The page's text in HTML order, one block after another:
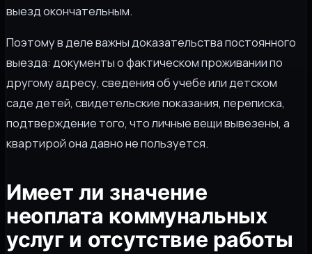
выезд окончательным.
Поэтому в деле важны доказательства постоянного
выезда: документы о фактическом проживании по
другому адресу, сведения об учебе или детском
саде детей, свидетельские показания, переписка,
подтверждение того, что личные вещи вывезены, а
квартирой она давно не пользуется.
Имеет ли значение
неоплата коммунальных
услуг и отсутствие работы